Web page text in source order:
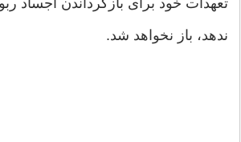
تعهدات خود برای بازگرداندن اجساد
ندهد، باز نخواهد شد.